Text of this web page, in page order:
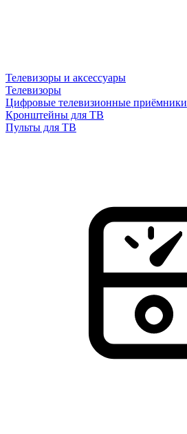
Телевизоры и аксессуары
Телевизоры
Цифровые телевизионные приёмники
Кронштейны для ТВ
Пульты для ТВ